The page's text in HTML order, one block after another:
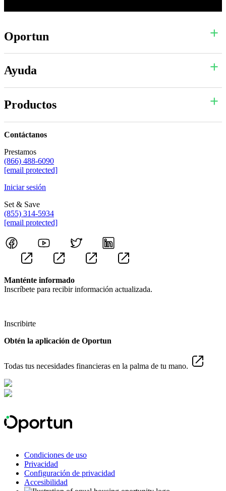
Oportun
Ayuda
Productos
Contáctanos
Prestamos
(866) 488-6090
[email protected]
Iniciar sesión
Set & Save
(855) 314-5934
[email protected]
Manténte informado
Inscríbete para recibir información actualizada.
Inscribirte
Obtén la aplicación de Oportun
Todas tus necesidades financieras en la palma de tu mano.
Condiciones de uso
Privacidad
Configuración de privacidad
Accesibilidad